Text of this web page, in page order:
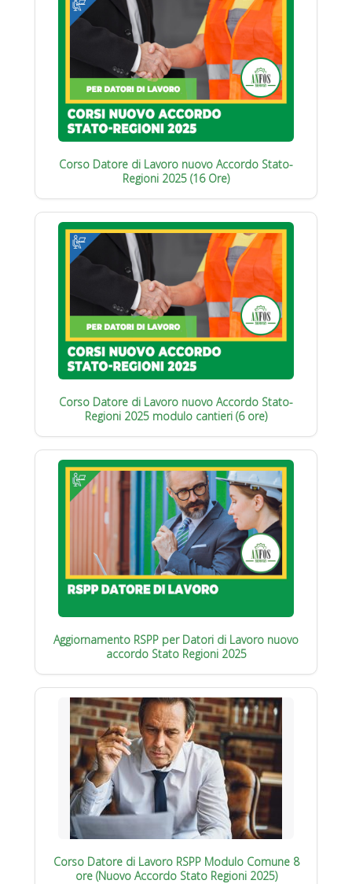
Corso Datore di Lavoro nuovo Accordo Stato-
Regioni 2025 (16 Ore)
Corso Datore di Lavoro nuovo Accordo Stato-
Regioni 2025 modulo cantieri (6 ore)
Aggiornamento RSPP per Datori di Lavoro nuovo
accordo Stato Regioni 2025
Corso Datore di Lavoro RSPP Modulo Comune 8
ore (Nuovo Accordo Stato Regioni 2025)